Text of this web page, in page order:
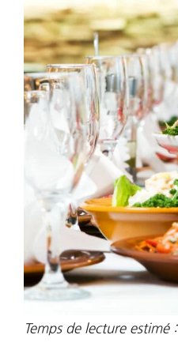
Temps de lecture estimé :